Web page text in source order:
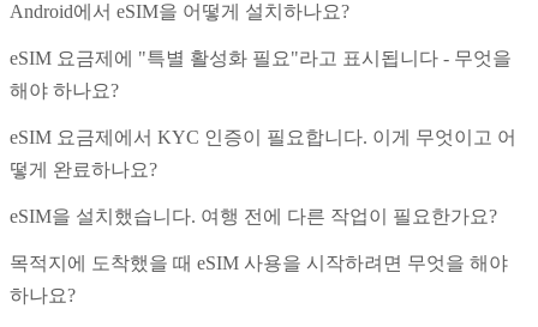
Android에서 eSIM을 어떻게 설치하나요?
eSIM 요금제에 "특별 활성화 필요"라고 표시됩니다 - 무엇을
해야 하나요?
eSIM 요금제에서 KYC 인증이 필요합니다. 이게 무엇이고 어
떻게 완료하나요?
eSIM을 설치했습니다. 여행 전에 다른 작업이 필요한가요?
목적지에 도착했을 때 eSIM 사용을 시작하려면 무엇을 해야
하나요?